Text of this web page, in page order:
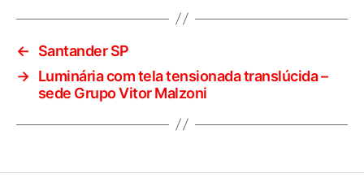
←
Santander SP
→ Luminária com tela tensionada translúcida –
sede Grupo Vitor Malzoni